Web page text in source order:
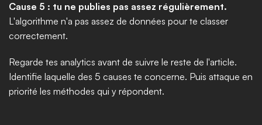
Cause 5 : tu ne publies pas assez régulièrement.
L'algorithme n'a pas assez de données pour te classer
correctement.
Regarde tes analytics avant de suivre le reste de l'article.
Identifie laquelle des 5 causes te concerne. Puis attaque en
priorité les méthodes qui y répondent.